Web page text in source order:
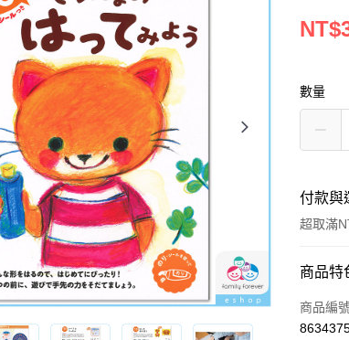
數量
付款與
超取滿
付款方
信用卡
商品特
商品編